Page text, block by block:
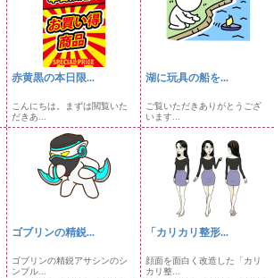
赤黄黒の本日限...
こんにちは。まずは閲覧いた
だきあ...
湖に玩具の船を...
ご覧いただきありがとうござ
います...
ゴブリンの精鋭...
ゴブリンの精鋭アサシンのシ
ンプル...
「カリカリ整形...
顔面を面白く改造した「カリ
カリ整...